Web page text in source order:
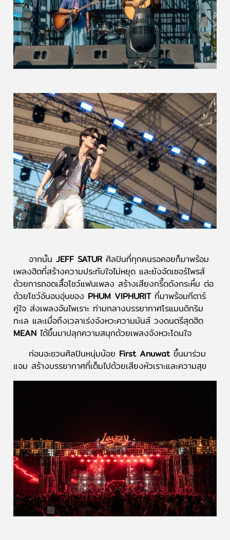
จากนั้น JEFF SATUR ศิลปินที่ทุกคนรอคอยก็มาพร้อม
เพลงฮิตที่สร้างความประทับใจไม่หยุด และยังจัดเซอร์ไพรส์
ด้วยการถอดเสื้อโชว์แฟนเพลง สร้างเสียงกรี๊ดดังกระหึ่ม ต่อ
ด้วยโชว์อันอบอุ่นของ PHUM VIPHURITที่มาพร้อมกีตาร์
คู่ใจ ส่งเพลงอันไพเราะ ท่ามกลางบรรยากาศโรแมนติกริม
ทะเล และเมื่อถึงเวลาเร่งจังหวะความมันส์ วงดนตรีสุดฮิต
MEANได้ขึ้นมาปลุกความสนุกด้วยเพลงจังหวะโดนใจ
ก่อนจะชวนศิลปินหนุ่มน้อย First Anuwatขึ้นมาร่วม
แจม สร้างบรรยากาศที่เต็มไปด้วยเสียงหัวเราะและความสุข